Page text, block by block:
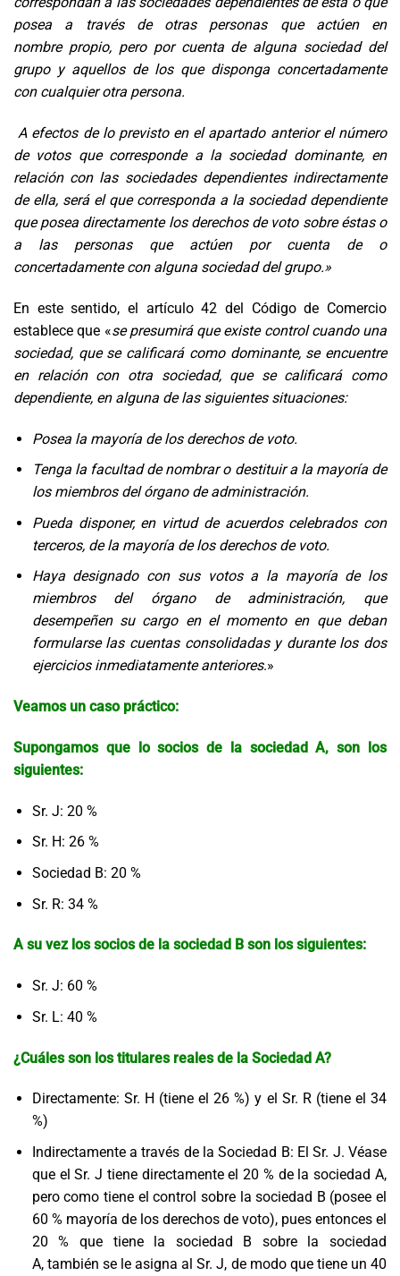
posea a través de otras personas que actúen en
nombre propio,pero por cuenta de alguna sociedad del
grupo y aquellos de los que disponga concertadamente
con cualquier otra persona.
A efectos de lo previsto en el apartado anterior el número
de votos que corresponde a la sociedad dominante, en
relación con las sociedades dependientes indirectamente
de ella, será el que corresponda a la sociedad dependiente
que posea directamente los derechos de voto sobre éstas o
a las personas que actúen por cuenta de o
concertadamente con alguna sociedad del grupo.»
En este sentido, el artículo 42 del Código de Comercio
establece que «se presumirá que existe control cuando una
sociedad, que se calificará como dominante, se encuentre
en relación con otra sociedad, que se calificará como
dependiente, en alguna de las siguientes situaciones:
Posea la mayoría de los derechos de voto.
Tenga la facultad de nombrar o destituir a la mayoría de
los miembros del órgano de administración.
Pueda disponer, en virtud de acuerdos celebrados con
terceros, de la mayoría de los derechos de voto.
Haya designado con sus votos a la mayoría de los
miembros del órgano de administración, que
desempeñen su cargo en el momento en que deban
formularse las cuentas consolidadas y durante los dos
ejercicios inmediatamente anteriores.»
Veamos un caso práctico:
Supongamos que lo socios de la sociedad A, son los
siguientes:
Sr. J: 20 %
Sr. H: 26 %
Sociedad B: 20 %
Sr. R: 34 %
A su vez los socios de la sociedad B son los siguientes:
Sr. J: 60 %
Sr. L: 40 %
¿Cuáles son los titulares reales de la Sociedad A?
Directamente: Sr. H (tiene el 26 %) y el Sr. R (tiene el 34
%)
Indirectamente a través de la Sociedad B: El Sr. J. Véase
que el Sr. J tiene directamente el 20 % de la sociedad A,
pero como tiene el control sobre la sociedad B (posee el
60 % mayoría de los derechos de voto), pues entonces el
20 % que tiene la sociedad B sobre la sociedad
A,también se le asigna al Sr. J, de modo que tiene un 40